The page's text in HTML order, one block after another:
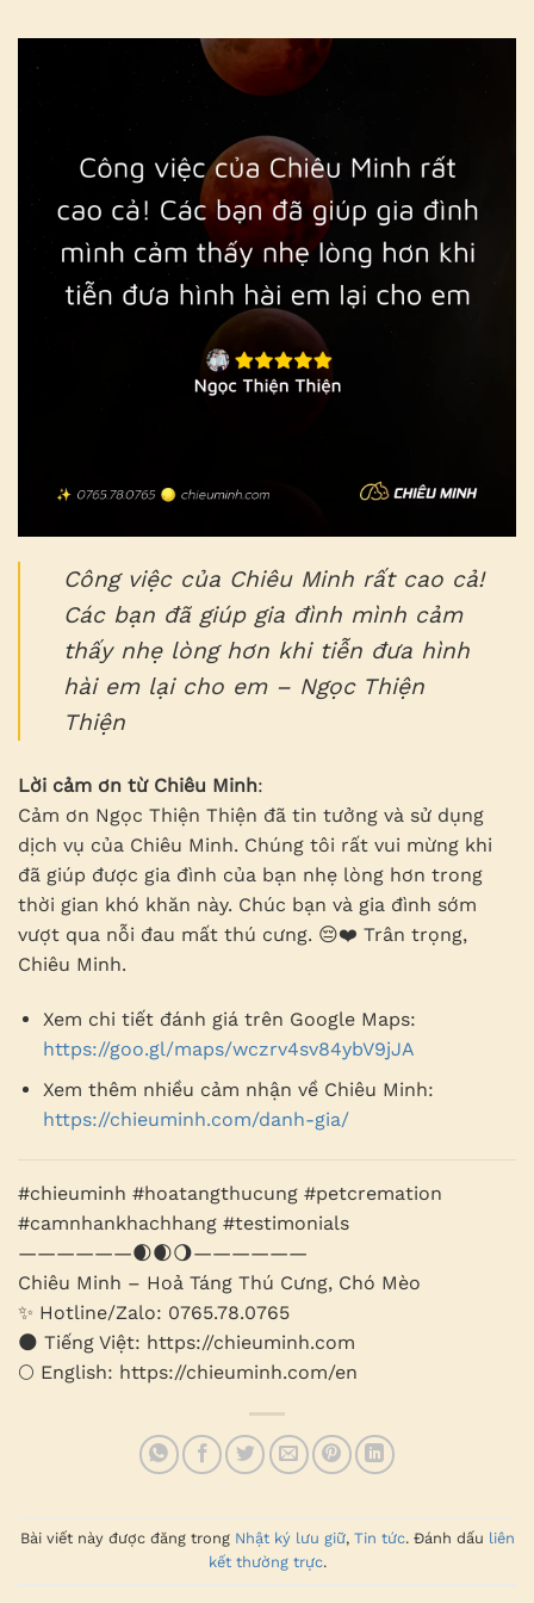
Công việc của Chiêu Minh rất cao cả!
Các bạn đã giúp gia đình mình cảm
thấy nhẹ lòng hơn khi tiễn đưa hình
hài em lại cho em – Ngọc Thiện
Thiện
Lời cảm ơn từ Chiêu Minh:
Cảm ơn Ngọc Thiện Thiện đã tin tưởng và sử dụng
dịch vụ của Chiêu Minh. Chúng tôi rất vui mừng khi
đã giúp được gia đình của bạn nhẹ lòng hơn trong
thời gian khó khăn này. Chúc bạn và gia đình sớm
vượt qua nỗi đau mất thú cưng. 😔❤️ Trân trọng,
Chiêu Minh.
Xem chi tiết đánh giá trên Google Maps:
https://goo.gl/maps/wczrv4sv84ybV9jJA
Xem thêm nhiều cảm nhận về Chiêu Minh:
https://chieuminh.com/danh-gia/
#chieuminh #hoatangthucung #petcremation
#camnhankhachhang #testimonials
——————🌒🌒🌖——————
Chiêu Minh – Hoả Táng Thú Cưng, Chó Mèo
✨ Hotline/Zalo: 0765.78.0765
🌑 Tiếng Việt: https://chieuminh.com
🌕 English: https://chieuminh.com/en
Bài viết này được đăng trong Nhật ký lưu giữ, Tin tức. Đánh dấu liên
kết thường trực.